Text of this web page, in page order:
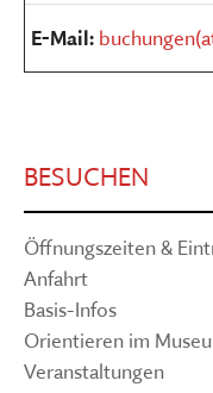
E-Mail:
BESUCHEN
Öffnungszeiten &
Anfahrt
Basis-Infos
Orientieren im
Veranstaltungen